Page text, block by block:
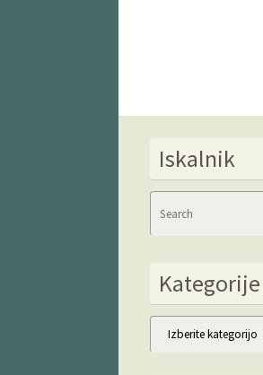
Iskalnik
Kategorije
Kategorije